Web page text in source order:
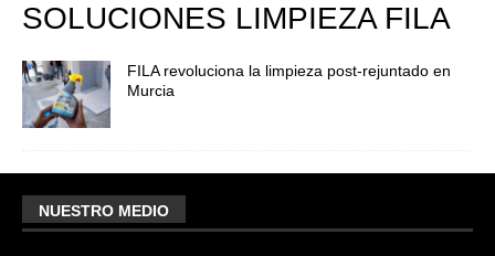
SOLUCIONES LIMPIEZA FILA
FILA revoluciona la limpieza post-rejuntado en
Murcia
NUESTRO MEDIO